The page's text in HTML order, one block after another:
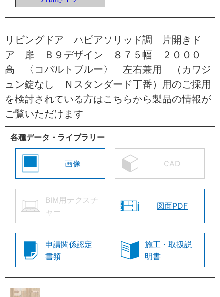
リビングドア ハピアソリッド調 片開きド
ア 扉 Ｂ９デザイン ８７５幅 ２０００
高 〈コバルトブルー〉 左右兼用 （カワジ
ュン錠なし Ｎスタンダード丁番）用のご採用
を検討されている方はこちらから製品の情報が
ご覧いただけます
各種データ・ライブラリー
画像 CAD
BIM用テクスチ
ャー
図面PDF
申請関係認定
書類
施工・取扱説
明書